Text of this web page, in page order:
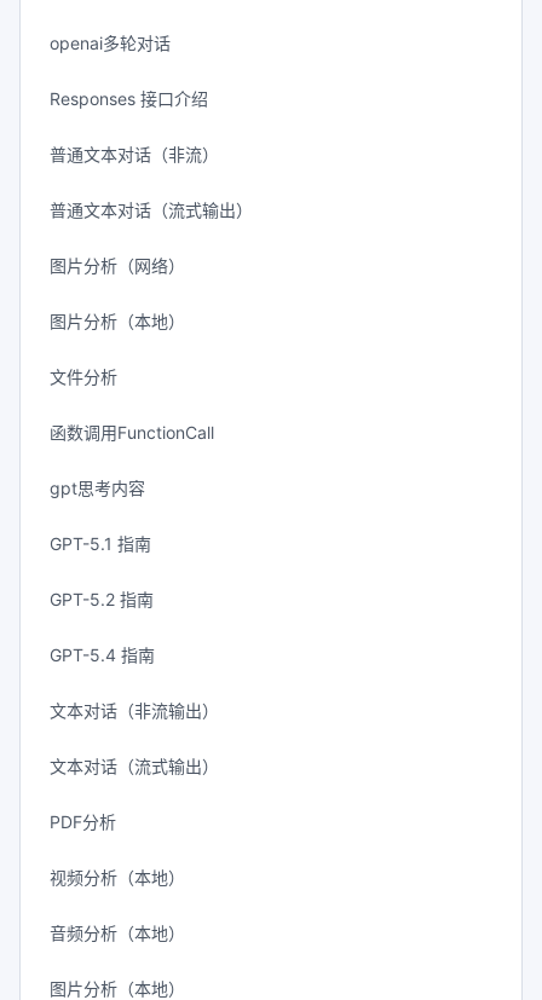
openai多轮对话
Responses 接口介绍
普通文本对话（非流）
普通文本对话（流式输出）
图片分析（网络）
图片分析（本地）
文件分析
函数调用FunctionCall
gpt思考内容
GPT-5.1 指南
GPT-5.2 指南
GPT-5.4 指南
文本对话（非流输出）
文本对话（流式输出）
PDF分析
视频分析（本地）
音频分析（本地）
图片分析（本地）